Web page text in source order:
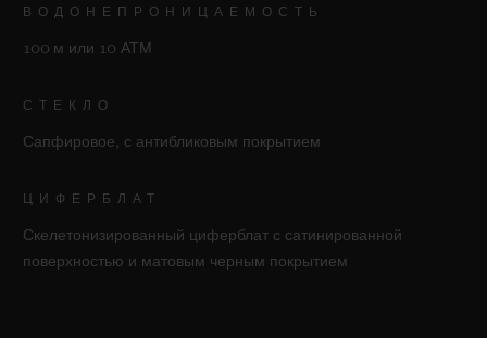
ВОДОНЕПРОНИЦАЕМОСТЬ
100 м или 10 АТМ
СТЕКЛО
Сапфировое, с антибликовым покрытием
ЦИФЕРБЛАТ
Скелетонизированный циферблат с сатинированной
поверхностью и матовым черным покрытием